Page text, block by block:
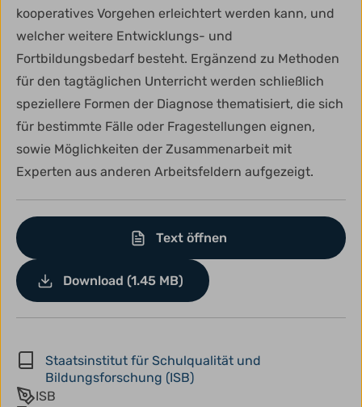
kooperatives Vorgehen erleichtert werden kann, und
welcher weitere Entwicklungs- und
Fortbildungsbedarf besteht. Ergänzend zu Methoden
für den tagtäglichen Unterricht werden schließlich
speziellere Formen der Diagnose thematisiert, die sich
für bestimmte Fälle oder Fragestellungen eignen,
sowie Möglichkeiten der Zusammenarbeit mit
Experten aus anderen Arbeitsfeldern aufgezeigt.
Text öffnen
Download (1.45 MB)
Staatsinstitut für Schulqualität und
Bildungsforschung (ISB)
ISB